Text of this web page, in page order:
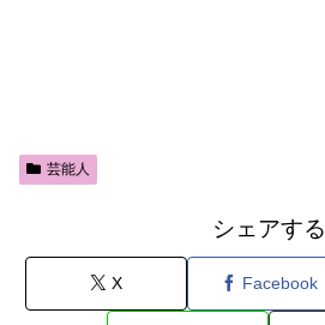
芸能人
シェアする
X Facebook